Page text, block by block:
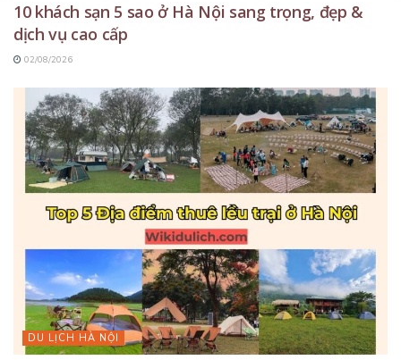
10 khách sạn 5 sao ở Hà Nội sang trọng, đẹp &
dịch vụ cao cấp
02/08/2026
DU LỊCH HÀ NỘI